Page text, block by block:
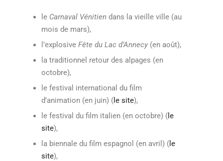
le Carnaval Vénitien dans la vieille ville (au
mois de mars),
l’explosive Fête du Lac d’Annecy (en août),
la traditionnel retour des alpages (en
octobre),
le festival international du film
d’animation (en juin) (le site),
le festival du film italien (en octobre) (le
site),
la biennale du film espagnol (en avril) (le
site),